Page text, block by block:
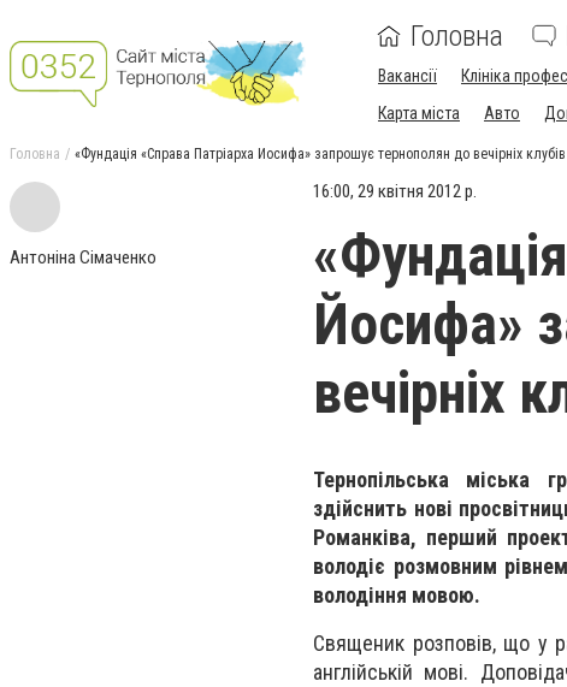
Головна
Вакансії Клініка
Карта міста
Авто
Головна «Фундація «Справа Патріарха Йосифа» запрошує тернополян до вечірніх клубів
Антоніна Сімаченко
16:00, 29 квітня 2012 р.
Йосифа»
вечірніх
Тернопільська міська
здійснить нові
Романківа, перший
володіє розмовним
володіння мовою.
Священик розповів, що у
англійській мові.